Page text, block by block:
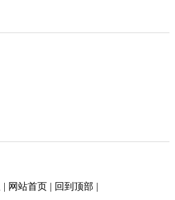
网站首页 回到顶部|